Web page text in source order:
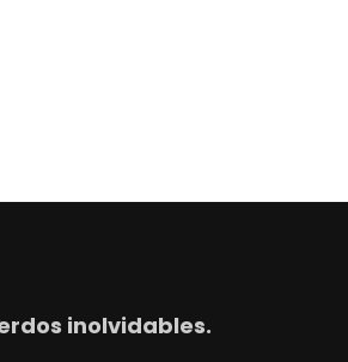
inolvidables.